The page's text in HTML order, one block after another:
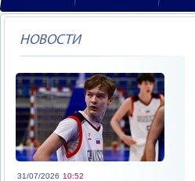
НОВОСТИ
31/07/2026 10:52